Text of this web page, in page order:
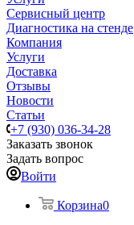
Сервисный центр
Диагностика на стенде
Компания
Услуги
Доставка
Отзывы
Новости
Статьи
+7 (930) 036-34-28
Заказать звонок
Задать вопрос
Войти
Корзина0